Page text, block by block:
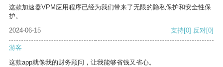
这款加速器VPM应用程序已经为我们带来了无限的隐私保护和安全性保
护。
2024-06-15
支持[0] 反对[0]
游客
这款app就像我的财务顾问，让我能够省钱又省心。